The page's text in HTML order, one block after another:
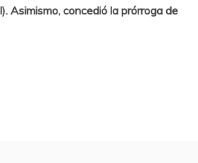
Asimismo, concedió la prórroga de